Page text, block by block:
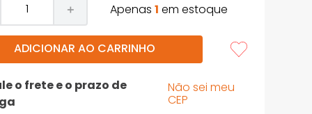
＋ Apenas1 em estoque
ADICIONAR AO CARRINHO
o frete e o prazo de
Não sei meu
CEP